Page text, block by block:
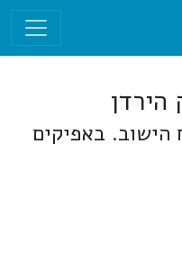
הישוב. באפיקים